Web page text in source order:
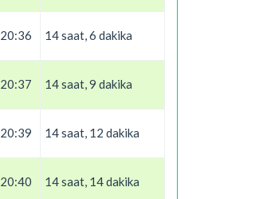
20:36 14 saat, 6 dakika
20:37 14 saat, 9 dakika
20:39 14 saat, 12 dakika
20:40 14 saat, 14 dakika